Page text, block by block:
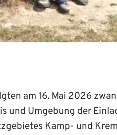
am 16. Mai 2026
und Umgebung der
Kamp- und